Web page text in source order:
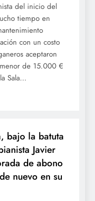
del inicio del
tiempo en
con un costo
aceptaron
de 15.000 €
Sala…
bajo la batuta
Javier
de abono
nuevo en su